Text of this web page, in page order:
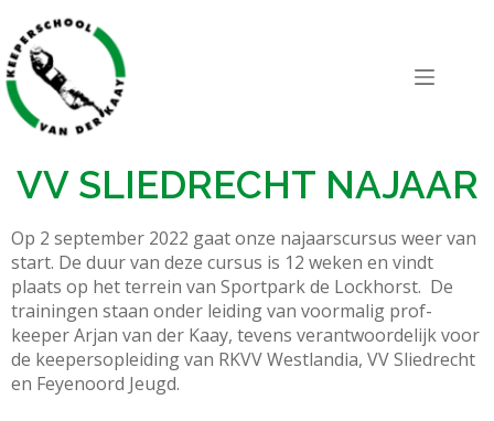
VV SLIEDRECHT NAJAAR
Op 2 september 2022 gaat onze najaarscursus weer van
start. De duur van deze cursus is 12 weken en vindt
plaats op het terrein van Sportpark de Lockhorst. De
trainingen staan onder leiding van voormalig prof-
keeper Arjan van der Kaay, tevens verantwoordelijk voor
de keepersopleiding van RKVV Westlandia, VV Sliedrecht
en Feyenoord Jeugd.